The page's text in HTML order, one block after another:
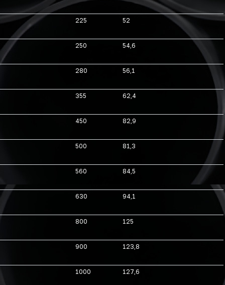
225 52
250 54,6
280 56,1
355 62,4
450 82,9
500 81,3
560 84,5
630 94,1
800 125
900 123,8
1000 127,6